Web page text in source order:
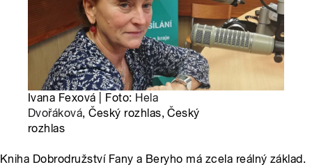
Ivana Fexová | Foto: Hela
Dvořáková, Český rozhlas, Český
rozhlas
Kniha Dobrodružství Fany a Beryho má zcela reálný základ.